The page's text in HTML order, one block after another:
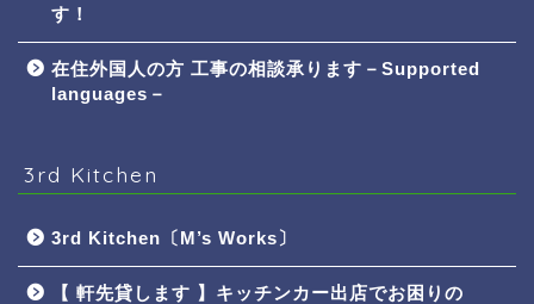
す！
在住外国人の方 工事の相談承ります－Supported
languages－
3rd Kitchen
3rd Kitchen〔M’s Works〕
【 軒先貸します 】キッチンカー出店でお困りの